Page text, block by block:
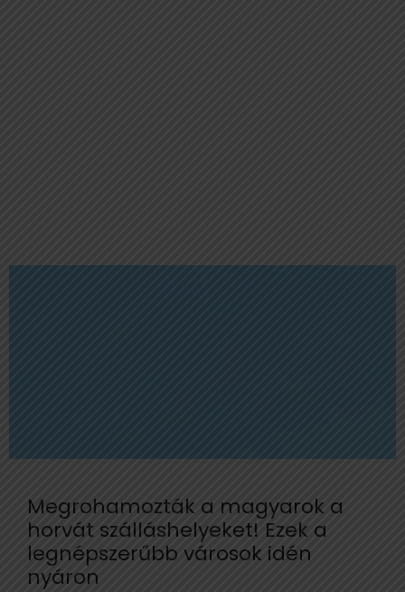
Megrohamozták a magyarok a
horvát szálláshelyeket! Ezek a
legnépszerűbb városok idén
nyáron